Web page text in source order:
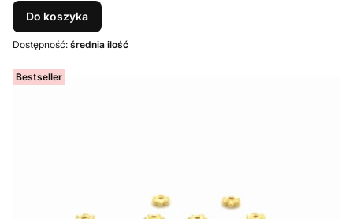
Do koszyka
Dostępność: średnia ilość
Bestseller